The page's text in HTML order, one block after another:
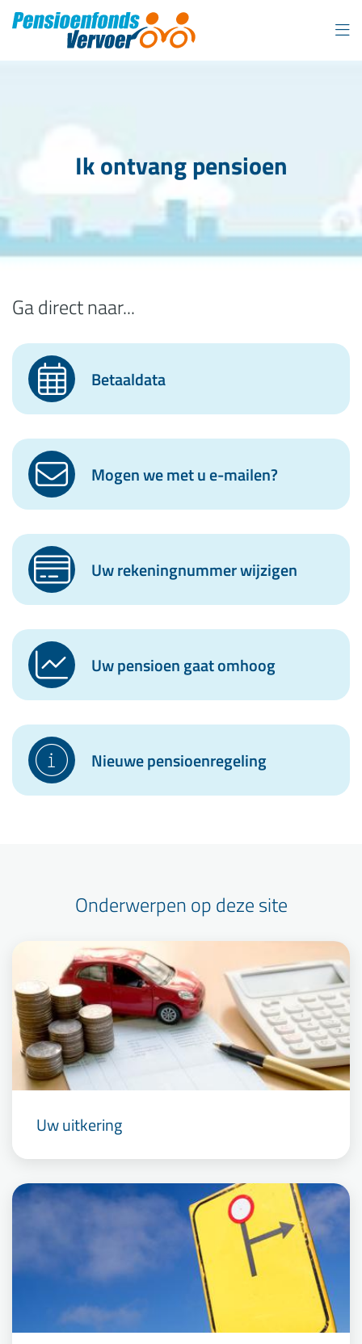
Overslaan
en
gaan
Ik ontvang pensioen
Ga direct naar...
Betaaldata
Mogen we met u e-mailen?
Uw rekeningnummer wijzigen
Uw pensioen gaat omhoog
Nieuwe pensioenregeling
Onderwerpen op deze site
Uw uitkering